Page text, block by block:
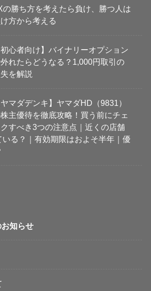
の勝ち方を考えたら負け、勝つ人は
方から考える
初心者向け】バイナリーオプション
れたらどうなる？1,000円取引の
を解説
ヤマダデンキ】ヤマダHD（9831）
主優待を徹底攻略！買う前にチェ
すべき3つの注意点｜近くの店舗
る？｜有効期限はおよそ半年｜優
知らせ